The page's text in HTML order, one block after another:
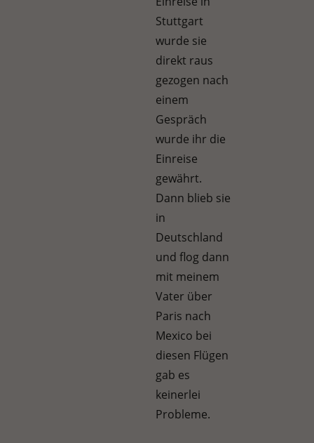
Stuttgart
wurde sie
direkt raus
gezogen nach
einem
Gespräch
wurde ihr die
Einreise
gewährt.
Dann blieb sie
in
Deutschland
und flog dann
mit meinem
Vater über
Paris nach
Mexico bei
diesen Flügen
gab es
keinerlei
Probleme.